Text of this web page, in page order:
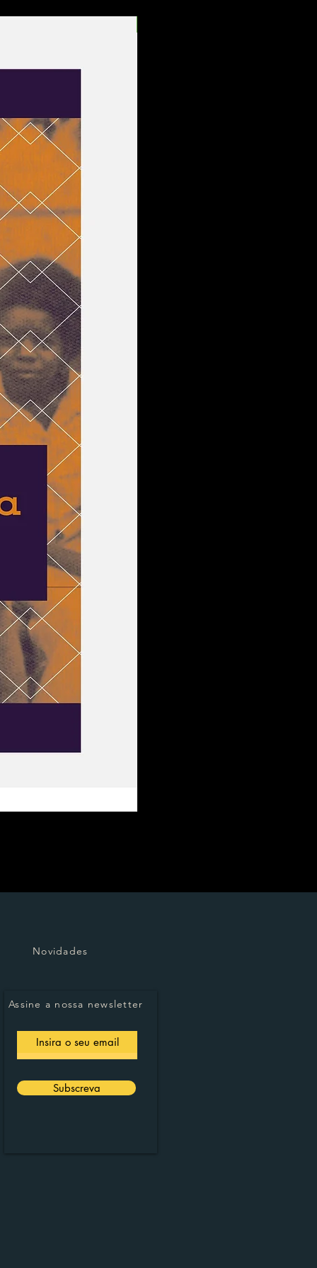
Novidades
Assine a nossa newsletter
Subscreva